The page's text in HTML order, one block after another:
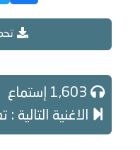
الاغنية التالية :